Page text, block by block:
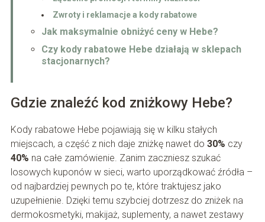
Zwroty i reklamacje a kody rabatowe
Jak maksymalnie obniżyć ceny w Hebe?
Czy kody rabatowe Hebe działają w sklepach
stacjonarnych?
Gdzie znaleźć kod zniżkowy Hebe?
Kody rabatowe Hebe pojawiają się w kilku stałych
miejscach, a część z nich daje zniżkę nawet do 30% czy
40% na całe zamówienie. Zanim zaczniesz szukać
losowych kuponów w sieci, warto uporządkować źródła –
od najbardziej pewnych po te, które traktujesz jako
uzupełnienie. Dzięki temu szybciej dotrzesz do zniżek na
dermokosmetyki, makijaż, suplementy, a nawet zestawy